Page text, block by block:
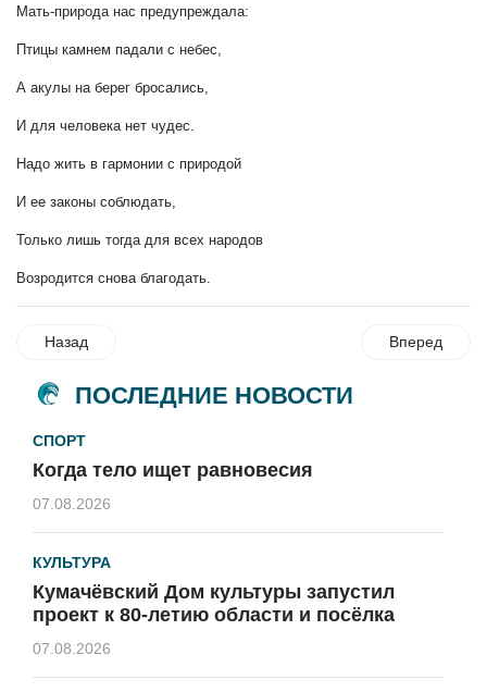
Мать-природа нас предупреждала:
Птицы камнем падали с небес,
А акулы на берег бросались,
И для человека нет чудес.
Надо жить в гармонии с природой
И ее законы соблюдать,
Только лишь тогда для всех народов
Возродится снова благодать.
Назад Вперед
ПОСЛЕДНИЕ НОВОСТИ
СПОРТ
Когда тело ищет равновесия
07.08.2026
КУЛЬТУРА
Кумачёвский Дом культуры запустил
проект к 80-летию области и посёлка
07.08.2026